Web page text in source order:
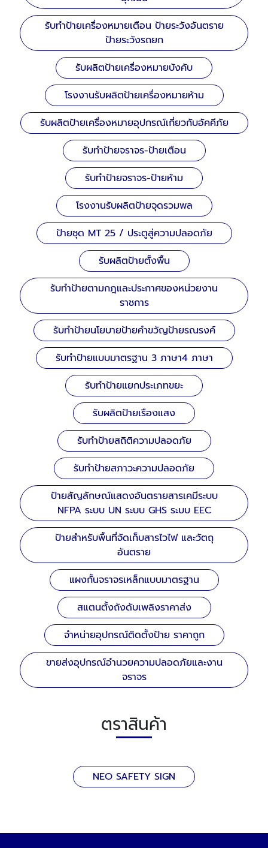
รับทำป้ายเครื่องหมายเตือน ป้ายระวังอันตราย
ป้ายระวังรถยก
รับผลิตป้ายเครื่องหมายบังคับ
โรงงานรับผลิตป้ายเครื่องหมายห้าม
รับผลิตป้ายเครื่องหมายอุปกรณ์เกี่ยวกับอัคคีภัย
รับทำป้ายจราจร-ป้ายเตือน
รับทำป้ายจราจร-ป้ายห้าม
โรงงานรับผลิตป้ายจุดรวมพล
ป้ายชุด MT 25 / ประตูสู่ความปลอดภัย
รับผลิตป้ายตั้งพื้น
รับทำป้ายตามกฎและประกาศของหน่วยงาน
ราชการ
รับทำป้ายนโยบายป้ายคำขวัญป้ายรณรงค์
รับทำป้ายแบบมาตรฐาน 3 ภาษา4 ภาษา
รับทำป้ายแยกประเภทขยะ
รับผลิตป้ายเรืองแสง
รับทำป้ายสถิติความปลอดภัย
รับทำป้ายสภาวะความปลอดภัย
ป้ายสัญลักษณ์แสดงอันตรายสารเคมีระบบ
NFPA ระบบ UN ระบบ GHS ระบบ EEC
ป้ายสำหรับพื้นที่จัดเก็บสารไวไฟ และวัตถุ
อันตราย
แผงกั้นจราจรเหล็กแบบมาตรฐาน
สแตนตั้งถังดับเพลิงราคาส่ง
จำหน่ายอุปกรณ์ติดตั้งป้าย ราคาถูก
ขายส่งอุปกรณ์อำนวยความปลอดภัยและงาน
จราจร
ตราสินค้า
NEO SAFETY SIGN